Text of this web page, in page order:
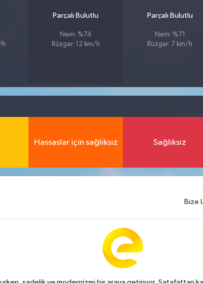
h
Parçalı Bulutlu
Nem: %74
Rüzgar: 12 km/h
Parçalı Bulutlu
Nem: %71
Rüzgar: 7 km/h
Hassaslar için sağlıksız Sağlıksız
Bize